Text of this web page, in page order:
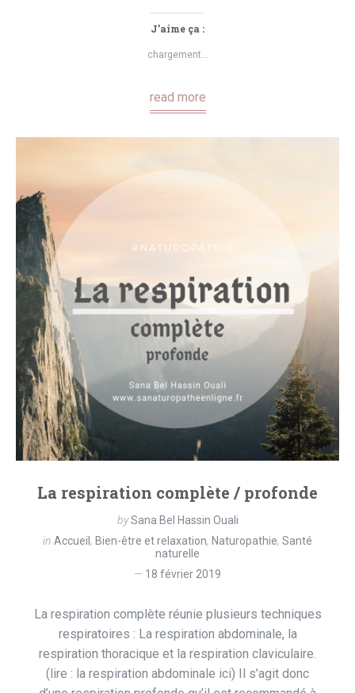
J’aime ça :
chargement…
read more
La respiration complète / profonde
bySana Bel Hassin Ouali
in Accueil, Bien-être et relaxation, Naturopathie, Santé
naturelle
18 février 2019
La respiration complète réunie plusieurs techniques
respiratoires : La respiration abdominale, la
respiration thoracique et la respiration claviculaire.
(lire : la respiration abdominale ici) Il s’agit donc